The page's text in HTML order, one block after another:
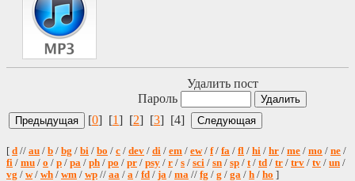
Удалить пост
Пароль
[0] [1] [2] [3] [4]
[ d // au / b / bg / bi / bo / c / dev / di / em / ew/ f/ fa / fl / hi / hr / me / mo / ne /
fi / mu / o / p / pa / ph / po / pr / psy / r / s / sci / sn / sp / t/ td / tr / trv / tv / un /
vg / w/ wh / wm / wp // aa / a / fd / ja / ma // fg / g / ga / h / ho ]